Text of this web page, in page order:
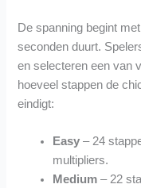
De spanning begint
seconden duurt.
en selecteren een van
hoeveel stappen de
eindigt:
Easy – 24
multipliers.
Medium – 22